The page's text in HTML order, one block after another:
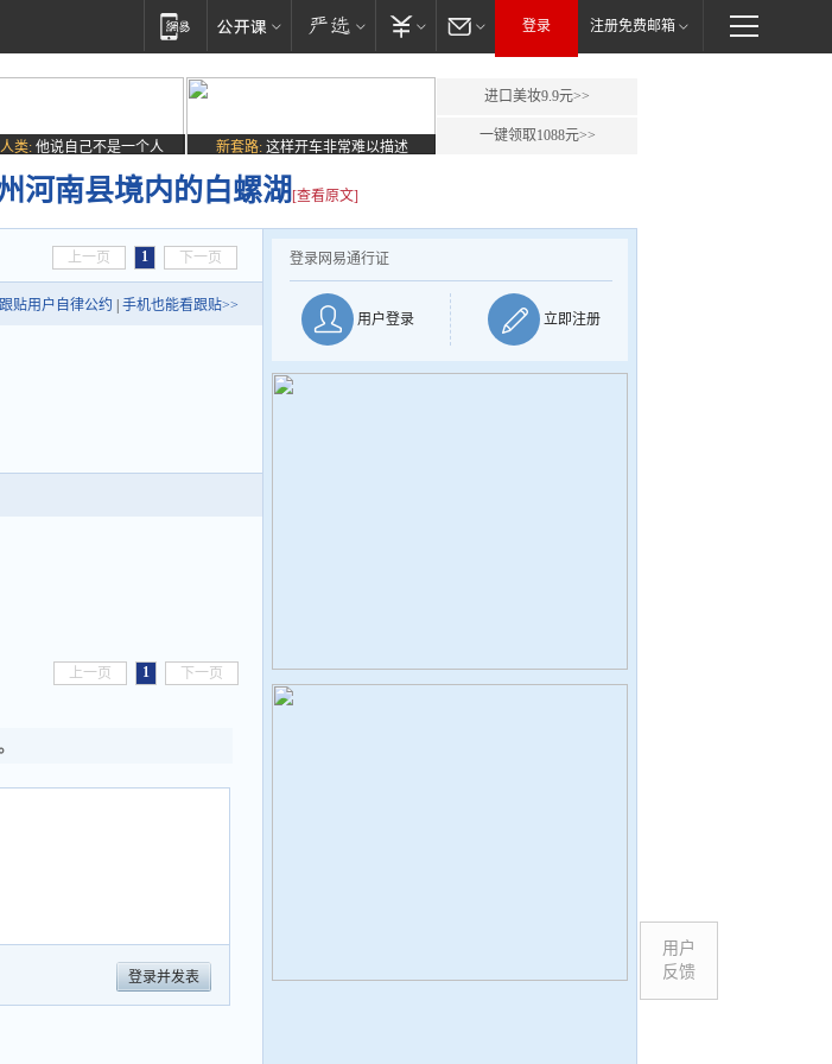
登录 注册免费邮箱
类: 他说自己不是一个人 新套路: 这样开车非常难以描述
进口美妆9.9元>>
一键领取1088元>>
河南县境内的白螺湖 [查看原文]
上一页 1 下一页
跟贴用户自律公约 手机也能看跟贴>>
上一页 1 下一页
登录并发表
登录网易通行证
用户登录 立即注册
用户
反馈